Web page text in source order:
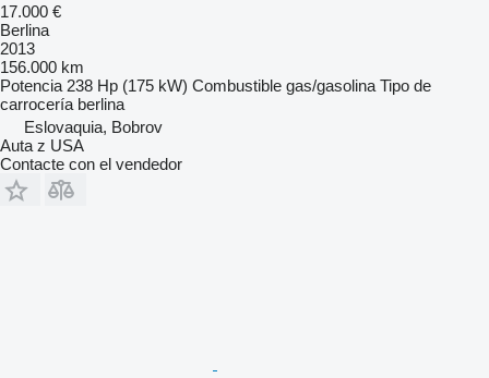
17.000 €
Berlina
2013
156.000 km
Potencia 238 Hp (175 kW) Combustible gas/gasolina Tipo de
carrocería berlina
Eslovaquia, Bobrov
Auta z USA
Contacte con el vendedor